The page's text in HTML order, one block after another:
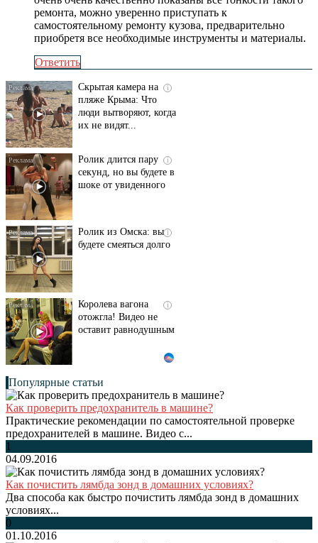
ремонта, можно уверенно приступать к
самостоятельному ремонту кузова, предварительно
приобретя все необходимые инструменты и материалы.
Ответить
i
Скрытая камера на
пляже Крыма: Что
люди вытворяют, когда
их не видят...
i
Ролик длится пару
секунд, но вы будете в
шоке от увиденного
i
Ролик из Омска: вы
будете смеяться долго
i
Королева вагона
отожгла! Видео не
оставит равнодушным
Популярные статьи
Как проверить предохранитель в машине?
Практические рекомендации по самостоятельной проверке
предохранителей в машине. Видео с...
1
04.09.2016
Как почистить лямбда зонд в домашних условиях?
Два способа как быстро почистить лямбда зонд в домашних
условиях...
0
01.10.2016